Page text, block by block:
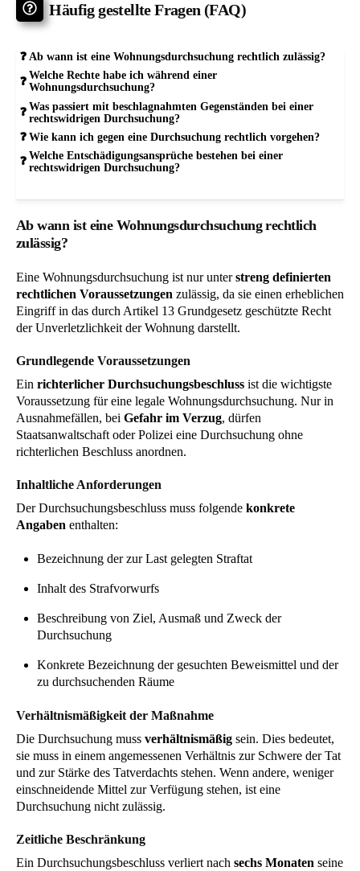
Häufig gestellte Fragen (FAQ)
Ab wann ist eine Wohnungsdurchsuchung rechtlich zulässig?
Welche Rechte habe ich während einer
Wohnungsdurchsuchung?
Was passiert mit beschlagnahmten Gegenständen bei einer
rechtswidrigen Durchsuchung?
Wie kann ich gegen eine Durchsuchung rechtlich vorgehen?
Welche Entschädigungsansprüche bestehen bei einer
rechtswidrigen Durchsuchung?
Ab wann ist eine Wohnungsdurchsuchung rechtlich
zulässig?
Eine Wohnungsdurchsuchung ist nur unterstreng definierten
rechtlichen Voraussetzungen zulässig, da sie einen erheblichen
Eingriff in das durch Artikel 13 Grundgesetz geschützte Recht
der Unverletzlichkeit der Wohnung darstellt.
Grundlegende Voraussetzungen
Ein richterlicher Durchsuchungsbeschluss ist die wichtigste
Voraussetzung für eine legale Wohnungsdurchsuchung. Nur in
Ausnahmefällen, bei Gefahr im Verzug, dürfen
Staatsanwaltschaft oder Polizei eine Durchsuchung ohne
richterlichen Beschluss anordnen.
Inhaltliche Anforderungen
Der Durchsuchungsbeschluss muss folgende konkrete
Angaben enthalten:
Bezeichnung der zur Last gelegten Straftat
Inhalt des Strafvorwurfs
Beschreibung von Ziel, Ausmaß und Zweck der
Durchsuchung
Konkrete Bezeichnung der gesuchten Beweismittel und der
zu durchsuchenden Räume
Verhältnismäßigkeit der Maßnahme
Die Durchsuchung muss verhältnismäßig sein. Dies bedeutet,
sie muss in einem angemessenen Verhältnis zur Schwere der Tat
und zur Stärke des Tatverdachts stehen. Wenn andere, weniger
einschneidende Mittel zur Verfügung stehen, ist eine
Durchsuchung nicht zulässig.
Zeitliche Beschränkung
Ein Durchsuchungsbeschluss verliert nach sechs Monaten seine